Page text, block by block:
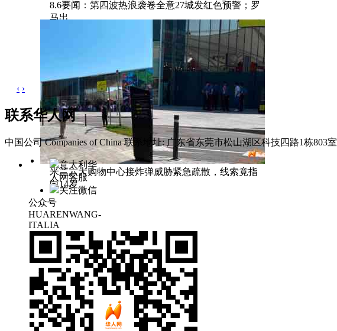
8.6要闻：第四波热浪袭卷全意27城发红色预警；罗
马出
米兰六大购物中心接炸弹威胁紧急疏散，线索竟指
向14岁
‹ ›
联系华人网
中国公司 Companies of China 联系地址: 广东省东莞市松山湖区科技四路1栋803室
意大利华
人网客服
关注微信
公众号
HUARENWANG-
ITALIA